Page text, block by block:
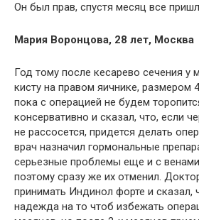
Он был прав, спустя месяц все
Мария Воронцова, 28 лет, Москва
Год тому после кесарево сечения у
кисту на правом яичнике, размером
пока с операцией не будем
консервативно и сказал, что, если
не рассосется, придется делать
врач назначил гормональные
серьезные проблемы еще и с
поэтому сразу же их отменил.
принимать Индинол форте и сказал,
надежда на то чтоб избежать